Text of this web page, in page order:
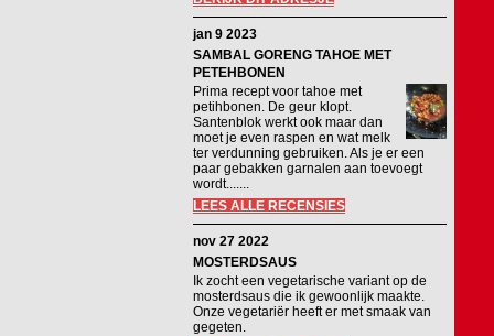
jan 9 2023
SAMBAL GORENG TAHOE MET
PETEHBONEN
Prima recept voor tahoe met
petihbonen. De geur klopt.
Santenblok werkt ook maar dan
moet je even raspen en wat melk
ter verdunning gebruiken. Als je er een
paar gebakken garnalen aan toevoegt
wordt.......
LEES ALLE RECENSIES
nov 27 2022
MOSTERDSAUS
Ik zocht een vegetarische variant op de
mosterdsaus die ik gewoonlijk maakte.
Onze vegetariër heeft er met smaak van
gegeten.